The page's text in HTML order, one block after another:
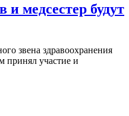
медсестер будут
звена здравоохранения
принял участие и